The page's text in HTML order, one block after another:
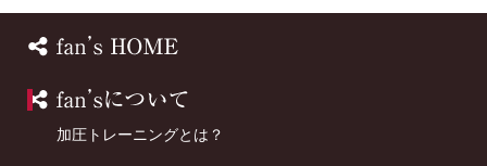
加圧トレーニングとは？